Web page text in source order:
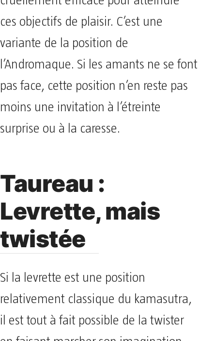
ces objectifs de plaisir. C’est une
variante de la position de
l’Andromaque. Si les amants ne se font
pas face, cette position n’en reste pas
moins une invitation à l’étreinte
surprise ou à la caresse.
Taureau :
Levrette, mais
twistée
Si la levrette est une position
relativement classique du kamasutra,
il est tout à fait possible de la twister